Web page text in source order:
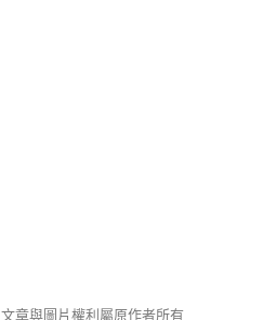
文章與圖片權利屬原作者所有